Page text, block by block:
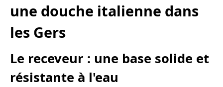
une douche italienne dans
les Gers
Le receveur : une base solide et
résistante à l'eau